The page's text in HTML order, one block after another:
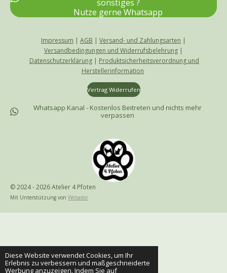
Diese Website verwendet Cookies, um Ihr
Erlebnis zu verbessern und maßgeschneiderte
Werbung anzuzeigen. Indem Sie auf
k
sonstiges ?
Nutze gerne Whatsapp
Impressum | AGB | Versand- und Zahlungsarten |
Versandbedingungen und Widerrufsbelehrung |
Datenschutzerklärung | Produktsicherheitsverordnung und
Herstellerinformation
Vertrag Widerrufen
Whatsapp Kanal - Kostenlos Beitreten und nichts mehr
verpassen
© 2024 - 2026 Atelier 4 Pfoten
Mit Unterstützung von Webador